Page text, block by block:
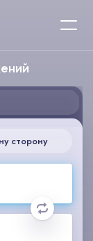
сторону